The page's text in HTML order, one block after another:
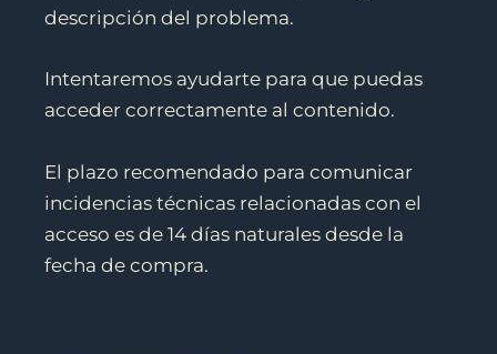
descripción del problema.
Intentaremos ayudarte para que puedas
acceder correctamente al contenido.
El plazo recomendado para comunicar
incidencias técnicas relacionadas con el
acceso es de 14 días naturales desde la
fecha de compra.